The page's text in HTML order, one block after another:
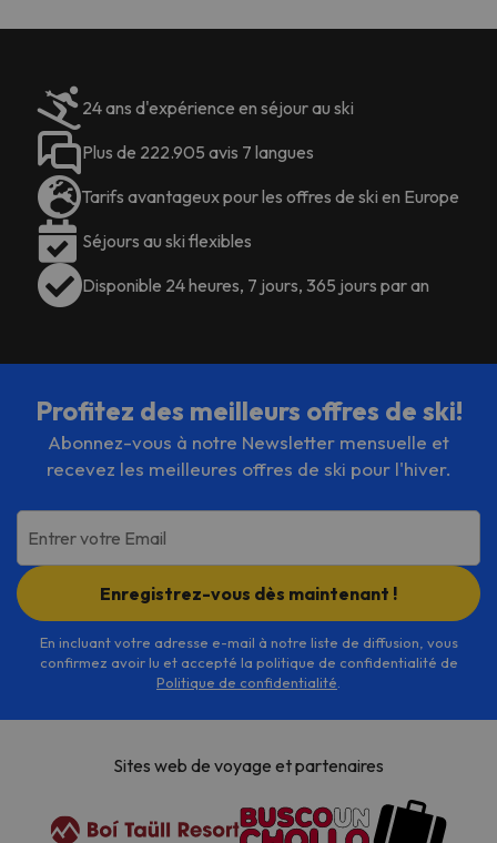
24 ans d'expérience en séjour au ski
Plus de 222.905 avis 7 langues
Tarifs avantageux pour les offres de ski en Europe
Séjours au ski flexibles
Disponible 24 heures, 7 jours, 365 jours par an
Profitez des meilleurs offres de ski!
Abonnez-vous à notre Newsletter mensuelle et
recevez les meilleures offres de ski pour l'hiver.
Entrer votre Email
Enregistrez-vous dès maintenant !
En incluant votre adresse e-mail à notre liste de diffusion, vous
confirmez avoir lu et accepté la politique de confidentialité de
Politique de confidentialité
Sites web de voyage et partenaires